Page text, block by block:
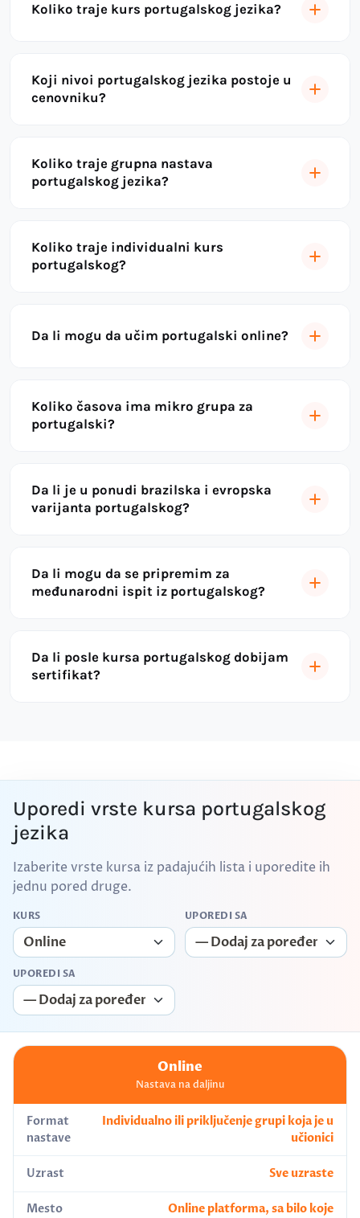
Koliko traje kurs portugalskog jezika?
Koji nivoi portugalskog jezika postoje u
cenovniku?
Koliko traje grupna nastava
portugalskog jezika?
Koliko traje individualni kurs
portugalskog?
Da li mogu da učim portugalski online?
Koliko časova ima mikro grupa za
portugalski?
Da li je u ponudi brazilska i evropska
varijanta portugalskog?
Da li mogu da se pripremim za
međunarodni ispit iz portugalskog?
Da li posle kursa portugalskog dobijam
sertifikat?
Uporedi vrste kursa portugalskog
jezika
Izaberite vrste kursa iz padajućih lista i uporedite ih
jednu pored druge.
KURS UPOREDI SA
UPOREDI SA
Online
Nastava na daljinu
Format
nastave
Individualno ili priključenje grupi koja je u
učionici
Uzrast Sve uzraste
Mesto Online platforma, sa bilo koje